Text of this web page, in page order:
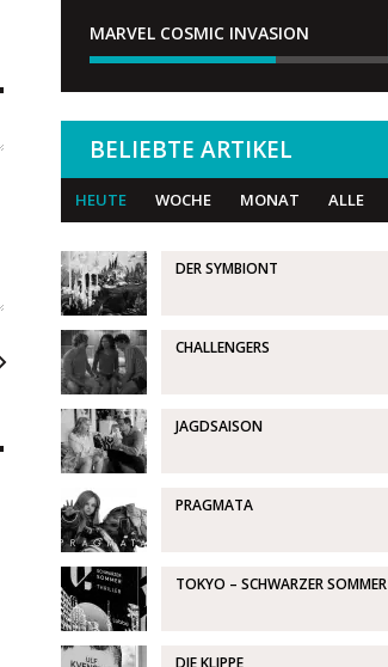
MARVEL COSMIC INVASION
BELIEBTE ARTIKEL
HEUTE WOCHE MONAT ALLE
DER SYMBIONT
CHALLENGERS
JAGDSAISON
PRAGMATA
TOKYO – SCHWARZER SOMMER
DIE KLIPPE